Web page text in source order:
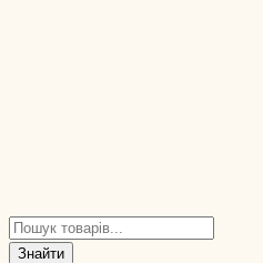
Знайти